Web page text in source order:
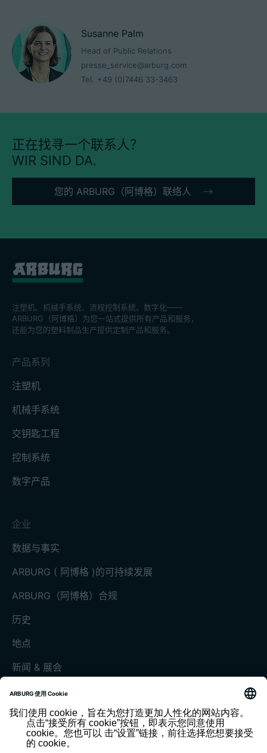
Susanne Palm
Head of Public Relations
presse_service@arburg.com
Tel. +49 (0)7446 33-3463
正在找寻一个联系人？
WIR SIND DA.
您的 ARBURG（阿博格）联络人
注塑机、机械手系统、流程控制系統、数字化——
ARBURG（阿博格）为您一站式提供所有产品和服务，
还能为您的塑料制品生产提供定制产品和服务。
产品系列
注塑机
机械手系统
交钥匙工程
控制系统
数字产品
企业
数据与事实
ARBURG ( 阿博格 )的可持续发展
ARBURG（阿博格）合规
历史
地点
新闻 & 展会
展会和活动
媒体中心
客户杂志《today》